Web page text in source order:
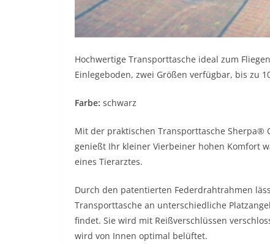
Hochwertige Transporttasche ideal zum
Einlegeboden, zwei Größen verfügbar, bis zu
Farbe: schwarz
Mit der praktischen Transporttasche Sherpa®
genießt Ihr kleiner Vierbeiner hohen Komfort
eines Tierarztes.
Durch den patentierten Federdrahtrahmen
Transporttasche an unterschiedliche
findet. Sie wird mit Reißverschlüssen
wird von Innen optimal belüftet.